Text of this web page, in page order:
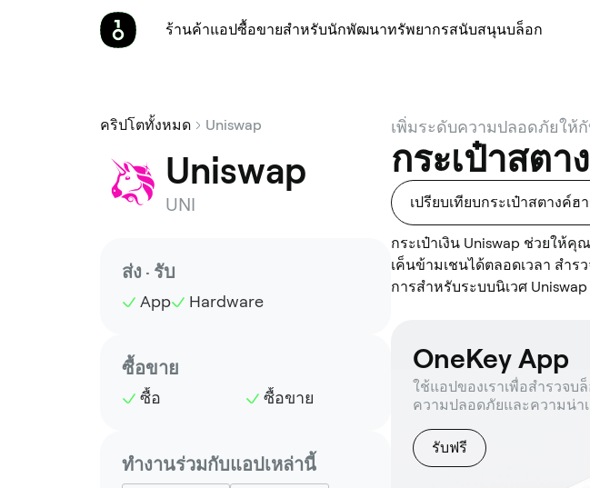
ร้านค้าแอปซื้อขายสำหรับนักพัฒนาทรัพยากรสนับสนุนบล็อก
คริปโตทั้งหมด Uniswap
Uniswap
UNI
ส่ง · รับ
App Hardware
ซื้อขาย
ซื้อ ซื้อขาย
ทำงานร่วมกับแอปเหล่านี้
เพิ่มระดับความปลอดภัยให้
กระเป๋าสต
เปรียบเทียบกระเป๋าสตางค์ฮ
กระเป๋าเงิน Uniswap ช่วยให้
เค็นข้ามเชนได้ตลอดเวลา สำ
การสำหรับระบบนิเวศ
OneKey App
ใช้แอปของเราเพื่อสำรวจบ
ความปลอดภัยและความน่า
รับฟรี